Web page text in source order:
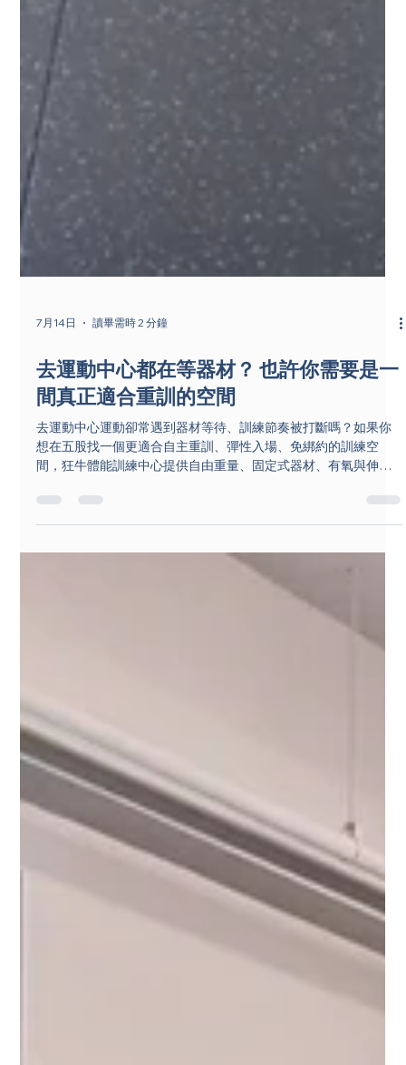
7月14日 讀畢需時 2 分鐘
去運動中心都在等器材？ 也許你需要是一
間真正適合重訓的空間
去運動中心運動卻常遇到器材等待、訓練節奏被打斷嗎？如果你
間，狂牛體能訓練中心提供自由重量、固定式器材、有氧與伸展
區，適合想穩定訓練的人。